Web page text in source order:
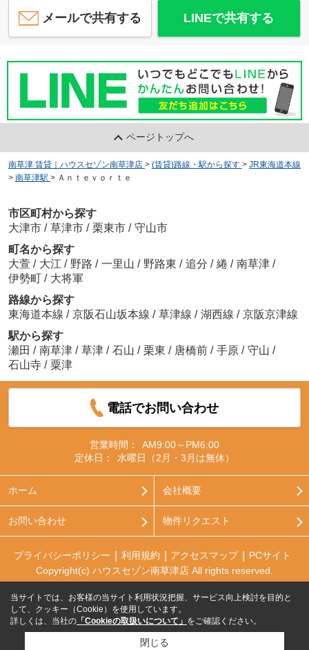
メールで共有する LINEで共有する
ページトップへ
南草津 賃貸｜ハウスセゾン南草津店 > (賃貸)路線・駅から探す > JR東海道本線
> 南草津駅 > Ａｎｔｅｖｏｒｔｅ
市区町村から探す
大津市 / 草津市 / 栗東市 / 守山市
町名から探す
大萱 / 大江 / 野路 / 一里山 / 野路東 / 追分 / 綣 / 南草津 /
伊勢町 / 大将軍
路線から探す
東海道本線 / 京阪石山坂本線 / 草津線 / 湖西線 / 京阪京津線
駅から探す
瀬田 / 南草津 / 草津 / 石山 / 栗東 / 唐橋前 / 手原 / 守山 /
石山寺 / 粟津
電話でお問い合わせ
営業時間：
AM9:00～PM6:00
定休日：
水曜日（2月・3月は無休）
ホーム 会社概要
お問い合わせ 物件リクエスト
プライバシーポリシー 利用規約 アクセスマップ
PCサイト
Copyright(c) ハウスセゾン南草津店 All rights reserved.
当サイトでは、お客様の当サイト利用状況把握、サービス向上検討を目的と
して、クッキー（Cookie）を使用しています。
詳しくは、当社の 「Cookieの取扱いについて」 をご確認ください。
閉じる